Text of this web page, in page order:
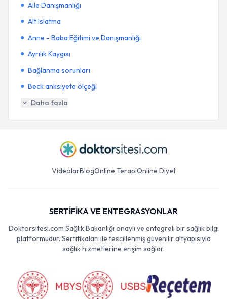
Aile Danışmanlığı
Alt Islatma
Anne - Baba Eğitimi ve Danışmanlığı
Ayrılık Kaygısı
Bağlanma sorunları
Beck anksiyete ölçeği
Daha fazla
VideolarBlogOnline TerapiOnline Diyet
SERTİFİKA VE ENTEGRASYONLAR
Doktorsitesi.com Sağlık Bakanlığı onaylı ve entegreli bir sağlık bilgi
platformudur. Sertifikaları ile tescillenmiş güvenilir altyapısıyla
sağlık hizmetlerine erişim sağlar.